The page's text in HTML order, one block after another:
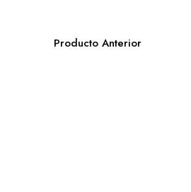
Producto Anterior